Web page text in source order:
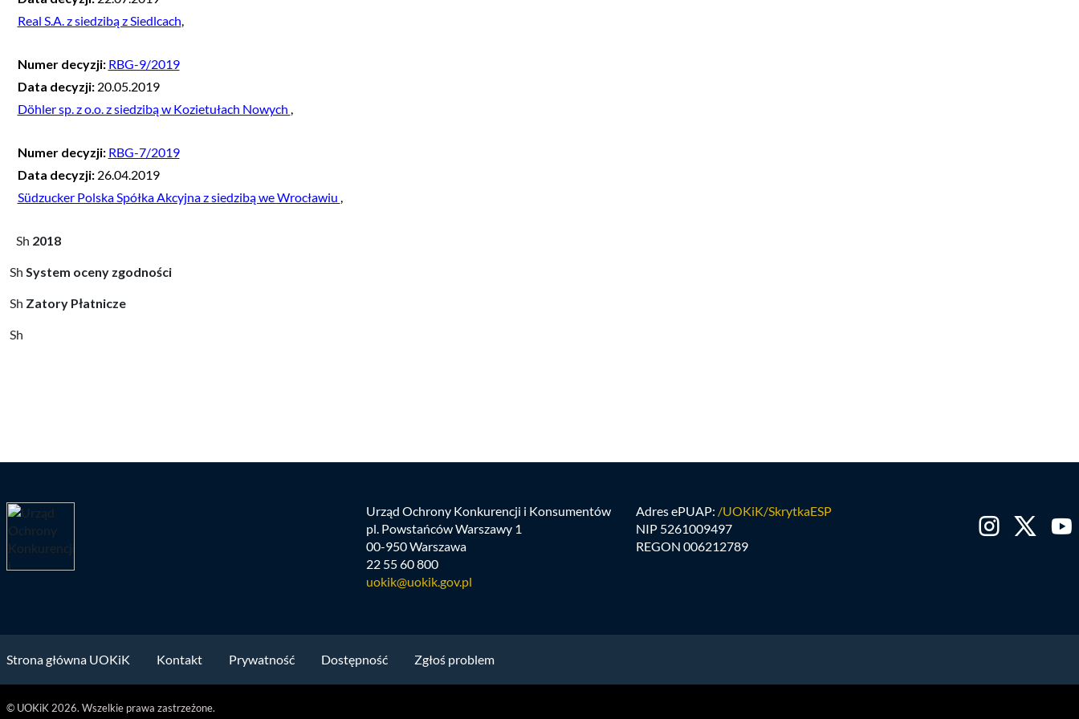
Real S.A. z siedzibą z Siedlcach,
Numer decyzji: RBG-9/2019
Data decyzji: 20.05.2019
Döhler sp. z o.o. z siedzibą w Kozietułach Nowych ,
Numer decyzji: RBG-7/2019
Data decyzji: 26.04.2019
Südzucker Polska Spółka Akcyjna z siedzibą we Wrocławiu ,
2018
System oceny zgodności
Zatory Płatnicze
Urząd Ochrony Konkurencji i Konsumentów
pl. Powstańców Warszawy 1
00-950 Warszawa
22 55 60 800
uokik@uokik.gov.pl
Adres ePUAP: /UOKiK/SkrytkaESP
NIP 5261009497
REGON 006212789
Strona główna UOKiK Kontakt Prywatność Dostępność Zgłoś problem
© UOKiK 2026. Wszelkie prawa zastrzeżone.